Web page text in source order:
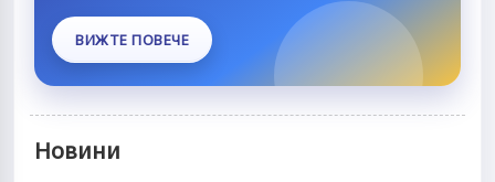
ВИЖТЕ ПОВЕЧЕ
Новини